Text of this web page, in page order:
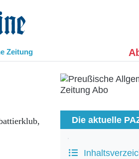
Zeitung
Die aktuelle